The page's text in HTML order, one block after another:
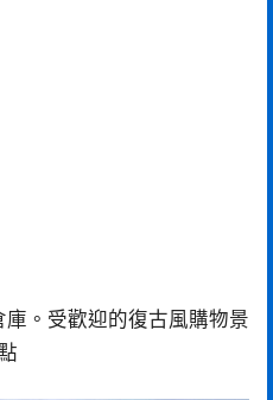
庫。受歡迎的復古風購物景